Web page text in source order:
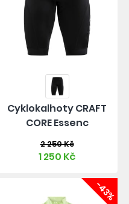
Cyklokalhoty CRAFT
CORE Essenc
2 250 Kč
1 250 Kč
-43%